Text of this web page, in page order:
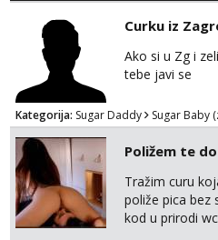
Obavijesti me
Biljana
Razgovaram :)
tel:0,93€ - mob:1,12€
Čekam tvoj poziv!
Tel:064/677-677- Kod:
Curku iz
Ako si u Zg i
tebe javi se
Kategorija: Sugar Daddy Sugar Baby
Poližem te
Tražim curu
poliže pica bez
kod u prirodi